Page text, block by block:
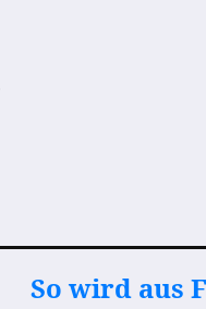
So wird aus